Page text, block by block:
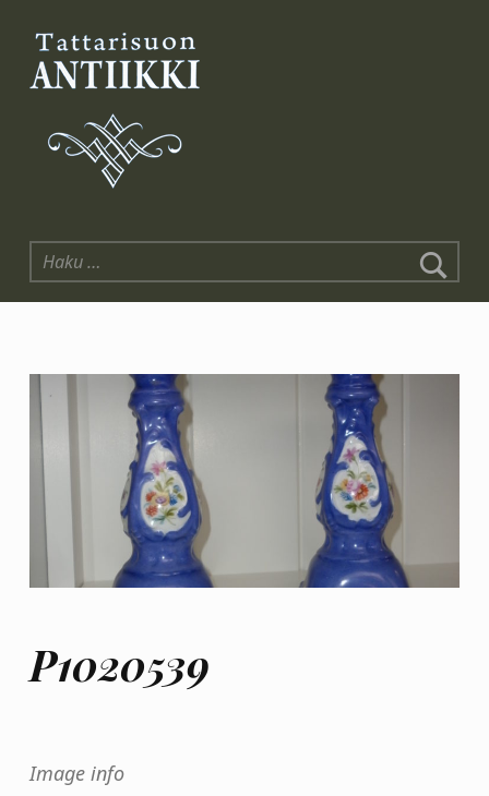
Tattarisuon Antiikki
Haku:
P1020539
Image info